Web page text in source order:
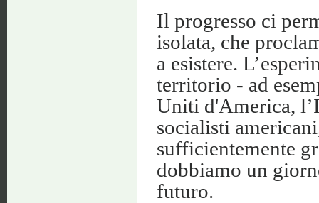
Il progresso ci
isolata, che
a esistere.
territorio - ad
Uniti d'America,
socialisti
sufficientemente
dobbiamo un
futuro.